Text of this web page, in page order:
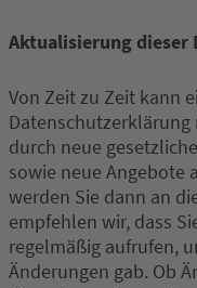
Aktualisierung dieser
Von Zeit zu Zeit kann
durch neue
sowie neue Angebote
werden Sie dann an
empfehlen wir, dass
regelmäßig aufrufen,
Änderungen gab. Ob